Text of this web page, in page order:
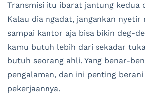
Transmisi itu ibarat jantung kedua
Kalau dia ngadat, jangankan nyetir
sampai kantor aja bisa bikin deg-
kamu butuh lebih dari sekadar
butuh seorang ahli. Yang benar-
pengalaman, dan ini penting
pekerjaannya.